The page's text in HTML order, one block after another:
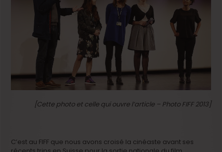
[Cette photo et celle qui ouvre l’article – Photo FIFF 2013]
C’est au FIFF que nous avons croisé la cinéaste avant ses